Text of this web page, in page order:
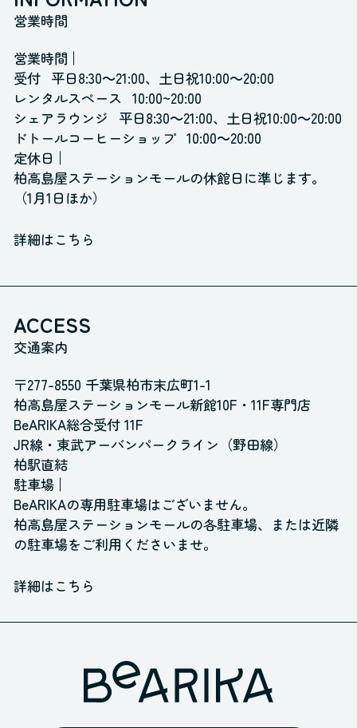
ACCESS
交通案内
〒277-8550 千葉県柏市末広町1-1
柏高島屋ステーションモール新館10F・11F専門店
BeARIKA総合受付 11F
JR線・東武アーバンパークライン（野田線）
柏駅直結
駐車場
BeARIKAの専用駐車場はございません。
柏高島屋ステーションモールの各駐車場、 または近隣
の駐車場をご利用くださいませ。
詳細はこちら
営業時間
営業時間
受付 平日8:30～21:00、土日祝10:00～20:00
レンタルスペース
10:00~20:00
シェアラウンジ
平日8:30～21:00、土日祝10:00～20:00
ドトールコーヒーショップ 10:00～20:00
定休日
柏高島屋ステーションモールの休館日に準じます。
（1月1日ほか）
詳細はこちら